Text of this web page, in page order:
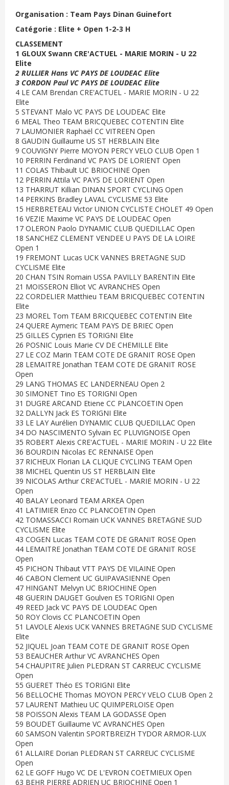
Organisation : Team Pays Dinan Guinefort
Catégorie : Elite + Open 1-2-3 H
CLASSEMENT
1 GLOUX Swann CRE'ACTUEL - MARIE MORIN - U 22
Elite
2 RULLIER Hans VC PAYS DE LOUDEAC Elite
3 CORDON Paul VC PAYS DE LOUDEAC Elite
4 LE CAM Brendan CRE'ACTUEL - MARIE MORIN - U 22
Elite
5 STEVANT Malo VC PAYS DE LOUDEAC Elite
6 MEAL Theo TEAM BRICQUEBEC COTENTIN Elite
7 LAUMONIER Raphaël CC VITREEN Open
8 GAUDIN Guillaume US ST HERBLAIN Elite
9 COUVIGNY Pierre MOYON PERCY VELO CLUB Open 1
10 PERRIN Ferdinand VC PAYS DE LORIENT Open
11 COLAS Thibault UC BRIOCHINE Open
12 PERRIN Attila VC PAYS DE LORIENT Open
13 THARRUT Killian DINAN SPORT CYCLING Open
14 PERKINS Bradley LAVAL CYCLISME 53 Elite
15 HERBRETEAU Victor UNION CYCLISTE CHOLET 49 Open
16 VEZIE Maxime VC PAYS DE LOUDEAC Open
17 OLERON Paolo DYNAMIC CLUB QUEDILLAC Open
18 SANCHEZ CLEMENT VENDEE U PAYS DE LA LOIRE
Open 1
19 FREMONT Lucas UCK VANNES BRETAGNE SUD
CYCLISME Elite
20 CHAN TSIN Romain USSA PAVILLY BARENTIN Elite
21 MOISSERON Elliot VC AVRANCHES Open
22 CORDELIER Matthieu TEAM BRICQUEBEC COTENTIN
Elite
23 MOREL Tom TEAM BRICQUEBEC COTENTIN Elite
24 QUERE Aymeric TEAM PAYS DE BRIEC Open
25 GILLES Cyprien ES TORIGNI Elite
26 POSNIC Louis Marie CV DE CHEMILLE Elite
27 LE COZ Marin TEAM COTE DE GRANIT ROSE Open
28 LEMAITRE Jonathan TEAM COTE DE GRANIT ROSE
Open
29 LANG THOMAS EC LANDERNEAU Open 2
30 SIMONET Tino ES TORIGNI Open
31 DUGRE ARCAND Etiene CC PLANCOETIN Open
32 DALLYN Jack ES TORIGNI Elite
33 LE LAY Aurélien DYNAMIC CLUB QUEDILLAC Open
34 DO NASCIMENTO Sylvain EC PLUVIGNOISE Open
35 ROBERT Alexis CRE'ACTUEL - MARIE MORIN - U 22 Elite
36 BOURDIN Nicolas EC RENNAISE Open
37 RICHEUX Florian LA CLIQUE CYCLING TEAM Open
38 MICHEL Quentin US ST HERBLAIN Elite
39 NICOLAS Arthur CRE'ACTUEL - MARIE MORIN - U 22
Open
40 BALAY Leonard TEAM ARKEA Open
41 LATIMIER Enzo CC PLANCOETIN Open
42 TOMASSACCI Romain UCK VANNES BRETAGNE SUD
CYCLISME Elite
43 COGEN Lucas TEAM COTE DE GRANIT ROSE Open
44 LEMAITRE Jonathan TEAM COTE DE GRANIT ROSE
Open
45 PICHON Thibaut VTT PAYS DE VILAINE Open
46 CABON Clement UC GUIPAVASIENNE Open
47 HINGANT Melvyn UC BRIOCHINE Open
48 GUERIN DAUGET Goulven ES TORIGNI Open
49 REED Jack VC PAYS DE LOUDEAC Open
50 ROY Clovis CC PLANCOETIN Open
51 LAVOLE Alexis UCK VANNES BRETAGNE SUD CYCLISME
Elite
52 JIQUEL Joan TEAM COTE DE GRANIT ROSE Open
53 BEAUCHER Arthur VC AVRANCHES Open
54 CHAUPITRE Julien PLEDRAN ST CARREUC CYCLISME
Open
55 GUERET Théo ES TORIGNI Elite
56 BELLOCHE Thomas MOYON PERCY VELO CLUB Open 2
57 LAURENT Mathieu UC QUIMPERLOISE Open
58 POISSON Alexis TEAM LA GODASSE Open
59 BOUDET Guillaume VC AVRANCHES Open
60 SAMSON Valentin SPORTBREIZH TYDOR ARMOR-LUX
Open
61 ALLAIRE Dorian PLEDRAN ST CARREUC CYCLISME
Open
62 LE GOFF Hugo VC DE L'EVRON COETMIEUX Open
63 BEHR PIERRE ADRIEN UC BRIOCHINE Open 1